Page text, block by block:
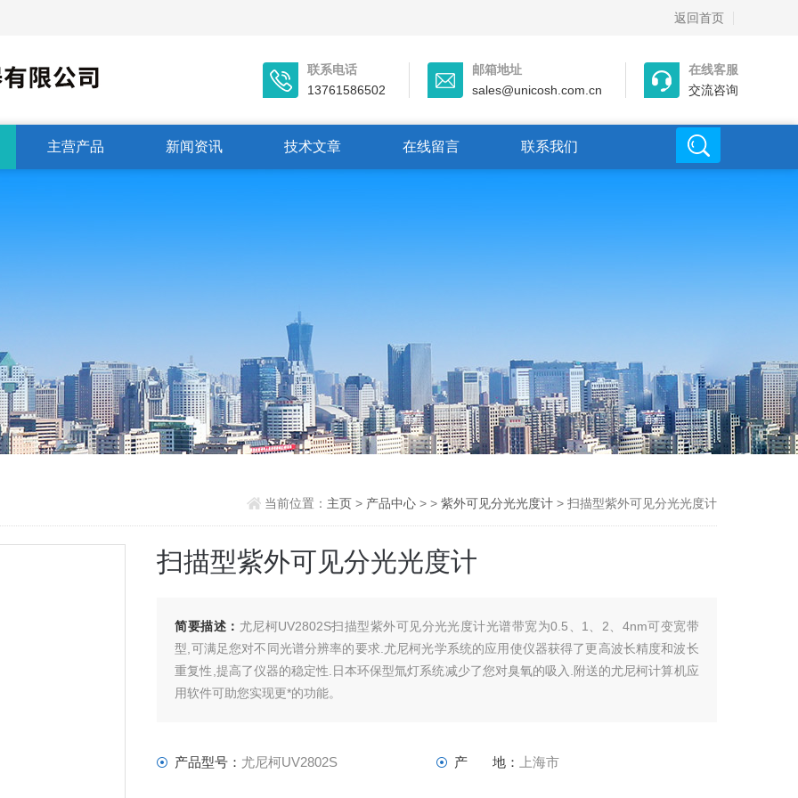
返回首页
联系电话
13761586502
邮箱地址
sales@unicosh.com.cn
在线客服
交流咨询
主营产品 新闻资讯 技术文章 在线留言 联系我们
当前位置： 主页 > 产品中心> > 紫外可见分光光度计> 扫描型紫外可见分光光度计
扫描型紫外可见分光光度计
简要描述： 尤尼柯UV2802S扫描型紫外可见分光光度计光谱带宽为0.5、1、2、4nm可变宽带
型,可满足您对不同光谱分辨率的要求.尤尼柯光学系统的应用使仪器获得了更高波长精度和波长
重复性,提高了仪器的稳定性.日本环保型氚灯系统减少了您对臭氧的吸入.附送的尤尼柯计算机应
用软件可助您实现更*的功能。
产品型号： 尤尼柯UV2802S 产 地： 上海市